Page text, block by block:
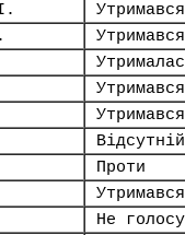
Утримався
Утримався
Утримався
Утримався
Відсутній
Проти
Утримався
Не